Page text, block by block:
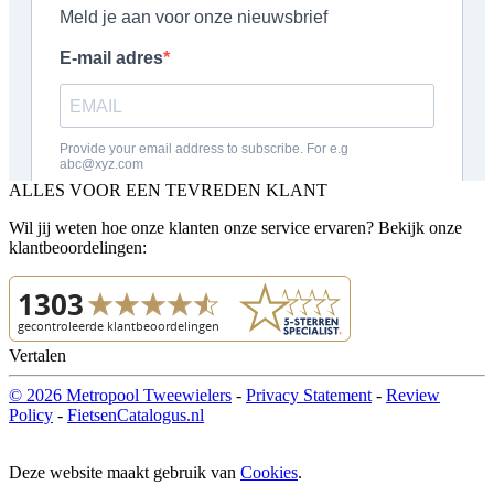
ALLES VOOR EEN TEVREDEN KLANT
Wil jij weten hoe onze klanten onze service ervaren? Bekijk onze
klantbeoordelingen:
Vertalen
© 2026 Metropool Tweewielers - Privacy Statement - Review
Policy - FietsenCatalogus.nl
Deze website maakt gebruik van Cookies.